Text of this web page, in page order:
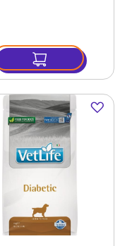
Dodaj
do